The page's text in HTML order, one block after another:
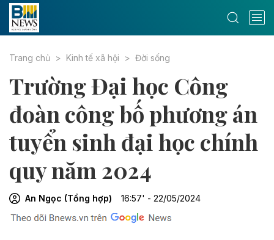
Trang chủ Kinh tế xã hội Đời sống
Trường Đại học Công
đoàn công bố phương án
tuyển sinh đại học chính
quy năm 2024
An Ngọc (Tổng hợp) 16:57' - 22/05/2024